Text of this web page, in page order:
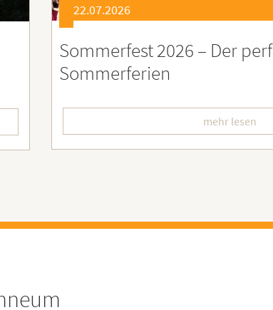
21.07.2026
Feierstunde zu Ehren
LoburgerInnen
mehr lesen